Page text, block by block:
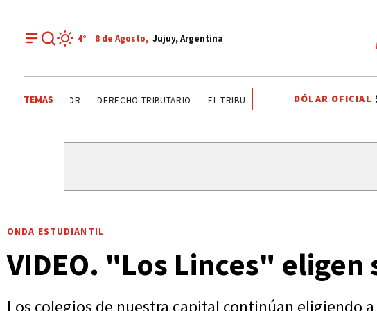
4° 8 de Agosto, Jujuy, Argentina
TEMAS DÍA DEL INGENIERO AGRÓNOMO ANALIZAN SECTOR DERECHO
DÓLAR OFICIAL
ONDA ESTUDIANTIL
VIDEO. "Los Linces" eligen
Los colegios de nuestra capital continúan eligiendo